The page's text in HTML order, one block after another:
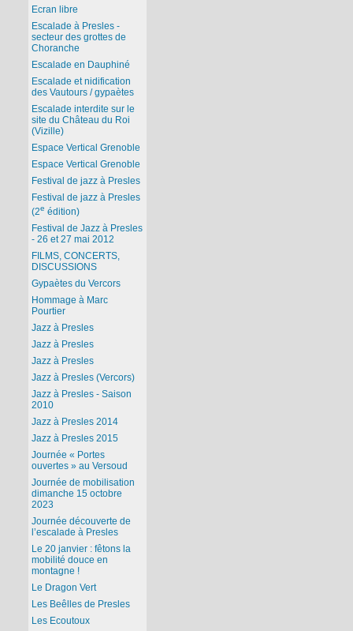
Ecran libre
Escalade à Presles -
secteur des grottes de
Choranche
Escalade en Dauphiné
Escalade et nidification
des Vautours / gypaètes
Escalade interdite sur le
site du Château du Roi
(Vizille)
Espace Vertical Grenoble
Espace Vertical Grenoble
Festival de jazz à Presles
Festival de jazz à Presles
(2e édition)
Festival de Jazz à Presles
- 26 et 27 mai 2012
FILMS, CONCERTS,
DISCUSSIONS
Gypaètes du Vercors
Hommage à Marc
Pourtier
Jazz à Presles
Jazz à Presles
Jazz à Presles
Jazz à Presles (Vercors)
Jazz à Presles - Saison
2010
Jazz à Presles 2014
Jazz à Presles 2015
Journée « Portes
ouvertes » au Versoud
Journée de mobilisation
dimanche 15 octobre
2023
Journée découverte de
l’escalade à Presles
Le 20 janvier : fêtons la
mobilité douce en
montagne !
Le Dragon Vert
Les Beêlles de Presles
Les Ecoutoux